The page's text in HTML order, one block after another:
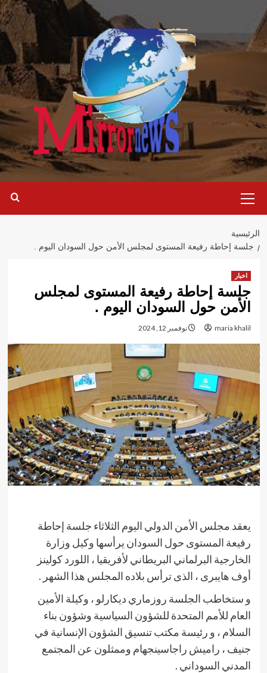
تخطي
إلى
المحتوى
الرئيسية
الرئيسية
جلسة إحاطة رفيعة المستوى لمجلس الأمن حول السودان اليوم .
اخبار
جلسة إحاطة رفيعة المستوى لمجلس
الأمن حول السودان اليوم .
maria khalil نوفمبر 12, 2024
يعقد مجلس الأمن الدولي اليوم الثلاثاء جلسة إحاطة
رفيعة المستوى حول السودان يرأسها وكيل وزارة
الخارجية البرلماني البريطاني لأفريقيا ، اللورد كولينز
أوف هايبرى ، الذى ترأس بلاده المجلس هذا الشهر .
و ستخاطب الجلسة روزماري ديكارلو ، وكيلة الأمين
العام للأمم المتحدة للشؤون السياسية وشؤون بناء
السلام ، و رئيسة مكتب تنسيق الشؤون الإنسانية في
جنيف ، راميش راجاسينجهام وممثلون عن المجتمع
المدني السوداني .